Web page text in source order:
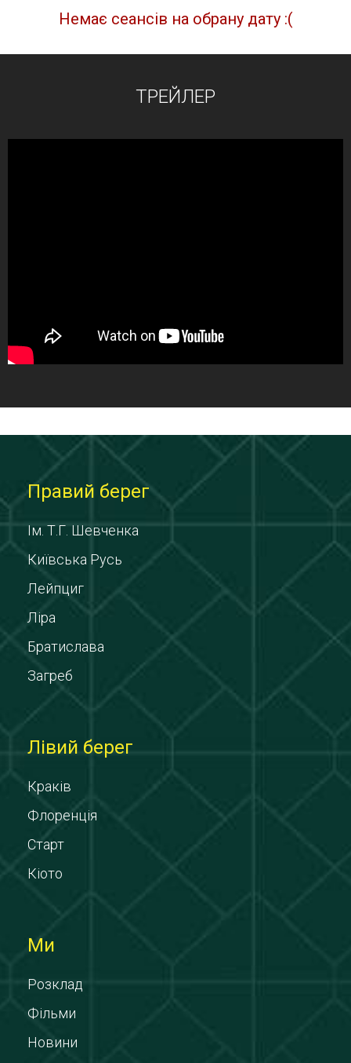
Немає сеансів на обрану дату :(
ТРЕЙЛЕР
Правий берег
Ім. Т.Г. Шевченка
Київська Русь
Лейпциг
Ліра
Братислава
Загреб
Лівий берег
Краків
Флоренція
Старт
Кіото
Ми
Розклад
Фільми
Новини